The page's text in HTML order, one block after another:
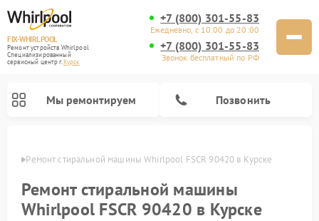
FIX-WHIRLPOOL
Ремонт устройств Whirlpool
Специализированный
cервисный центр г.Курск
+7 (800) 301-55-83
Ежедневно, с 10:00 до 20:00
+7 (800) 301-55-83
Звонок бесплатный по РФ
Мы ремонтируем Позвонить
Ремонт стиральной машины Whirlpool FSCR 90420 в Курске
Ремонт стиральной машины
Whirlpool FSCR 90420 в Курске